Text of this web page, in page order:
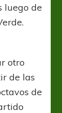
luego de
otro
de las
de